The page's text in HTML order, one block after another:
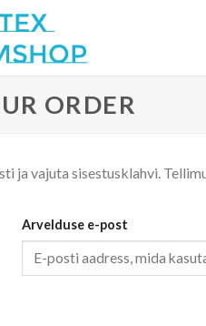
ORDER
ja vajuta sisestusklahvi.
Arvelduse e-post